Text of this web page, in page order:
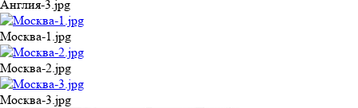
Англия-3.jpg
Москва-1.jpg
Москва-2.jpg
Москва-3.jpg